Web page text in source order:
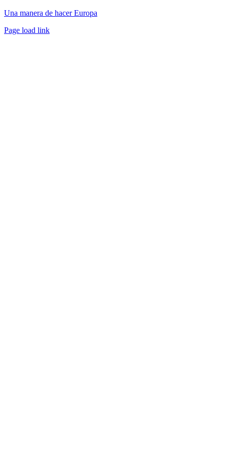
Una manera de hacer Europa
Facebook
Twitter
Instagram
Pinterest
Page load link